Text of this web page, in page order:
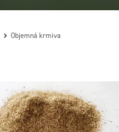
Objemná krmiva